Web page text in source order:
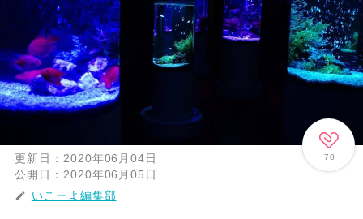
70
更新日： 2020年06月04日
公開日： 2020年06月05日
いこーよ編集部